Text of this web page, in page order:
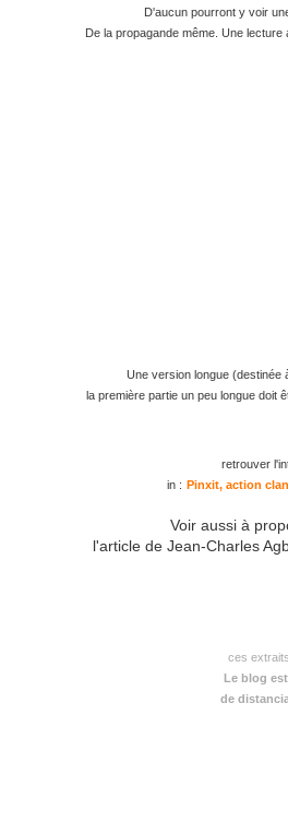
D'aucun pourront y voir
De la propagande même. Une lecture
Une version longue (destinée
la première partie un peu longue doit
retrouver
in : Pinxit, action
Voir aussi à
l'article de Jean-Charles
ces
Le blog
de